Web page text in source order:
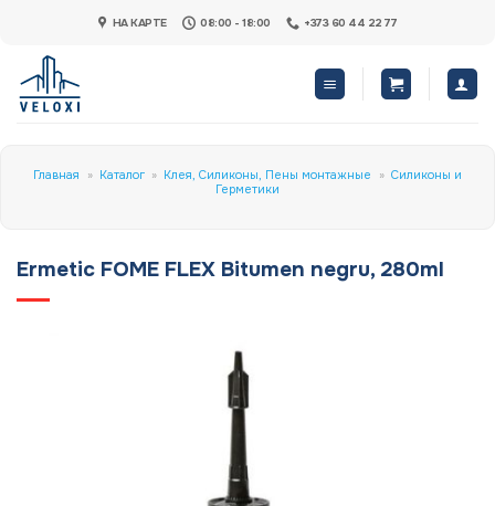
content
НА КАРТЕ 08:00 - 18:00 +373 60 44 22 77
Главная » Каталог » Клея, Силиконы, Пены монтажные » Силиконы и
Герметики
Ermetic FOME FLEX Bitumen negru, 280ml